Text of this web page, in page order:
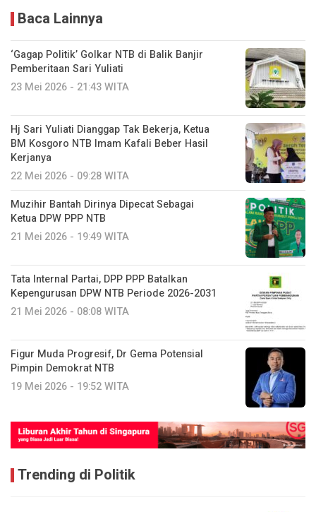
Baca Lainnya
‘Gagap Politik’ Golkar NTB di Balik Banjir
Pemberitaan Sari Yuliati
23 Mei 2026 - 21:43 WITA
Hj Sari Yuliati Dianggap Tak Bekerja, Ketua
BM Kosgoro NTB Imam Kafali Beber Hasil
Kerjanya
22 Mei 2026 - 09:28 WITA
Muzihir Bantah Dirinya Dipecat Sebagai
Ketua DPW PPP NTB
21 Mei 2026 - 19:49 WITA
Tata Internal Partai, DPP PPP Batalkan
Kepengurusan DPW NTB Periode 2026-2031
21 Mei 2026 - 08:08 WITA
Figur Muda Progresif, Dr Gema Potensial
Pimpin Demokrat NTB
19 Mei 2026 - 19:52 WITA
Trending di Politik